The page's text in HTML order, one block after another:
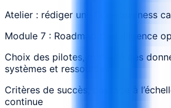
Atelier : rédiger une fiche business
Module 7 : Roadmap d’intelligence
Choix des pilotes, maturité des
systèmes et ressources
Critères de succès, passage à
continue